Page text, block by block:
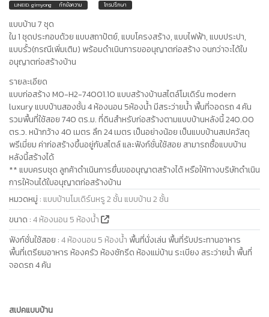
สเปคแบบบ้าน
LINEID: gimyong ทักข้อความ โทรปรึกษา
แบบบ้าน 7 ชุด
ใน 1 ชุดประกอบด้วย แบบสถาปัตย์, แบบโครงสร้าง, แบบไฟฟ้า, แบบประปา,
แบบรั้ว(กรณีเพิ่มเติม) พร้อมดำเนินการขออนุญาตก่อสร้าง จนกว่าจะได้ใบ
อนุญาตก่อสร้างบ้าน
รายละเอียด
แบบก่อสร้าง MO-H2-74001.10 แบบสร้างบ้านสไตล์โมเดิร์น modern
luxury แบบบ้านสองชั้น 4 ห้องนอน 5ห้องน้ำ มีสระว่ายน้ำ พื้นที่จอดรถ 4 คัน
รวมพื้นที่ใช้สอย 740 ตร.ม. ที่ดินสำหรับก่อสร้างตามแบบบ้านหลังนี้ 240.00
ตร.ว. หน้ากว้าง 40 เมตร ลึก 24 เมตร เป็นอย่างน้อย เป็นแบบบ้านสเปควัสดุ
พรีเมี่ยม ค่าก่อสร้างขึ้นอยู่กับสไตล์ และฟังก์ชั่นใช้สอย สามารถซื้อแบบบ้าน
หลังนี้สร้างได้
** แบบครบชุด ลูกค้าดำเนินการยื่นขออนุญาตสร้างได้ หรือให้ทางบริษัทดำเนิน
การให้จนได้ใบอนุญาตก่อสร้างบ้าน
หมวดหมู่ : แบบบ้านโมเดิร์นหรู 2 ชั้น แบบบ้าน 2 ชั้น
ขนาด :4 ห้องนอน 5 ห้องน้ำ
ฟังก์ชั่นใช้สอย :4 ห้องนอน 5 ห้องน้ำ พื้นที่นั่งเล่น พื้นที่รับประทานอาหาร
พื้นที่เตรียมอาหาร ห้องครัว ห้องซักรีด ห้องแม่บ้าน ระเบียง สระว่ายน้ำ พื้นที่
จอดรถ 4 คัน